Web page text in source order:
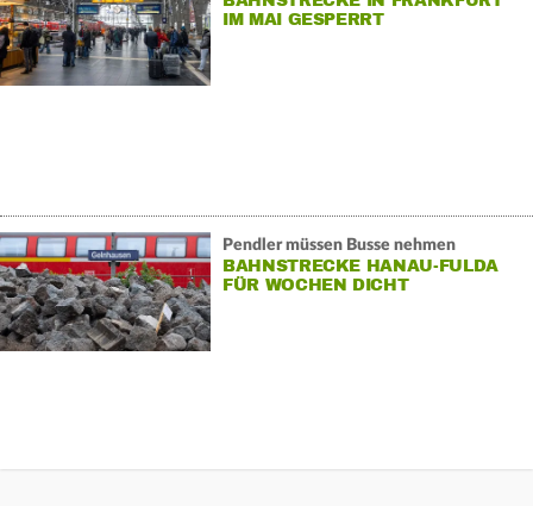
IM MAI GESPERRT
Pendler müssen Busse nehmen
BAHNSTRECKE HANAU-FULDA
FÜR WOCHEN DICHT